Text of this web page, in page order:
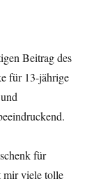
Beitrag des
für 13-jährige
für
mir viele tolle